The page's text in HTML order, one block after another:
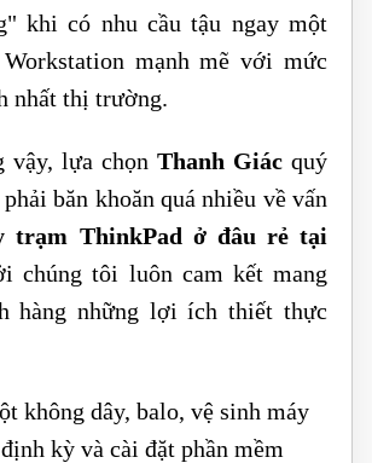
khi có nhu cầu tậu ngay một
mạnh mẽ với mức
nhất thị trường.
vậy, lựa chọn Thanh Giácquý
băn khoăn quá nhiều về vấn
trạm ThinkPad ở đâu rẻ tại
chúng tôi luôn cam kết mang
hàng những lợi ích thiết thực
không dây, balo, vệ sinh máy
kỳ và cài đặt phần mềm